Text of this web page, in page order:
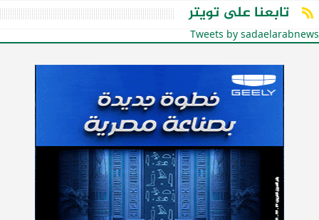
تابعنا على تويتر
Tweets by sadaelarabnews